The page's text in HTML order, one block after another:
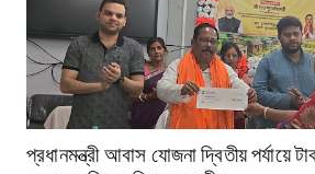
প্রধানমন্ত্রী আবাস যোজনা দ্বিতীয় পর্যায়ে